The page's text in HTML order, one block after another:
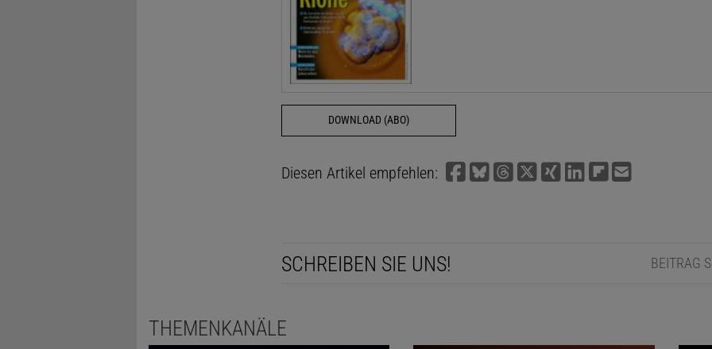
DOWNLOAD (ABO)
Diesen Artikel empfehlen:
SCHREIBEN SIE UNS! BEITRAG
THEMENKANÄLE